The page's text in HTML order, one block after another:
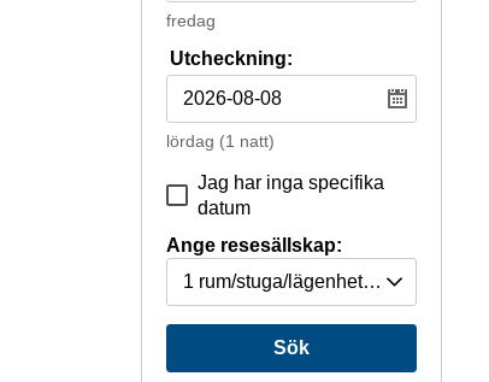
fredag
Utcheckning:
lördag (1 natt)
Jag har inga specifika
datum
Ange resesällskap:
1 rum/stuga/lägenhet(2 personer)
Sök